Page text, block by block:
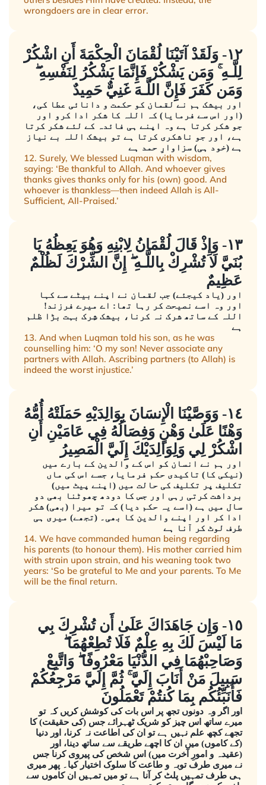
wrongdoers are in clear error.
١٢- وَلَقَدْ آتَيْنَا لُقْمَانَ الْحِكْمَةَ أَنِ اشْكُرْ
لِلَّـهِ ۚ وَمَن يَشْكُرْ فَإِنَّمَا يَشْكُرُ لِنَفْسِهِ ۖ
وَمَن كَفَرَ فَإِنَّ اللَّـهَ غَنِيٌّ حَمِيدٌ
اور بیشک ہم نے لقمان کو حکمت و دانائی عطا کی،
(اور اس سے فرمایا) کہ اللہ کا شکر ادا کرو اور
جو شکر کرتا ہے وہ اپنے ہی فائدہ کے لئے شکر کرتا
ہے، اور جو ناشکری کرتا ہے تو بیشک اللہ بے نیاز
ہے (خود ہی) سزاوارِ حمد ہے
12. Surely, We blessed Luqman with wisdom,
saying: ‘Be thankful to Allah. And whoever gives
thanks gives thanks only for his (own) good. And
whoever is thankless—then indeed Allah is All-
Sufficient, All-Praised.’
١٣- وَإِذْ قَالَ لُقْمَانُ لِابْنِهِ وَهُوَ يَعِظُهُ يَا
بُنَيَّ لَا تُشْرِكْ بِاللَّـهِ ۖ إِنَّ الشِّرْكَ لَظُلْمٌ
عَظِيمٌ
اور (یاد کیجئے) جب لقمان نے اپنے بیٹے سے کہا
اور وہ اسے نصیحت کر رہا تھا: اے میرے فرزند!
اللہ کے ساتھ شرک نہ کرنا، بیشک شِرک بہت بڑا ظلم
ہے
13. And when Luqman told his son, as he was
counselling him: ‘O my son! Never associate any
partners with Allah. Ascribing partners (to Allah) is
indeed the worst injustice.’
١٤- وَوَصَّيْنَا الْإِنسَانَ بِوَالِدَيْهِ حَمَلَتْهُ أُمُّهُ
وَهْنًا عَلَىٰ وَهْنٍ وَفِصَالُهُ فِي عَامَيْنِ أَنِ
اشْكُرْ لِي وَلِوَالِدَيْكَ إِلَيَّ الْمَصِيرُ
اور ہم نے انسان کو اس کے والدین کے بارے میں
(نیکی کا) تاکیدی حکم فرمایا، جسے اس کی ماں
تکلیف پر تکلیف کی حالت میں (اپنے پیٹ میں)
برداشت کرتی رہی اور جس کا دودھ چھوٹنا بھی دو
سال میں ہے (اسے یہ حکم دیا) کہ تو میرا (بھی) شکر
ادا کر اور اپنے والدین کا بھی۔ (تجھے) میری ہی
طرف لوٹ کر آنا ہے
14. We have commanded human being regarding
his parents (to honour them). His mother carried him
with strain upon strain, and his weaning took two
years: ‘So be grateful to Me and your parents. To Me
will be the final return.
١٥- وَإِن جَاهَدَاكَ عَلَىٰ أَن تُشْرِكَ بِي
مَا لَيْسَ لَكَ بِهِ عِلْمٌ فَلَا تُطِعْهُمَا ۖ
وَصَاحِبْهُمَا فِي الدُّنْيَا مَعْرُوفًا ۖ وَاتَّبِعْ
سَبِيلَ مَنْ أَنَابَ إِلَيَّ ۚ ثُمَّ إِلَيَّ مَرْجِعُكُمْ
فَأُنَبِّئُكُم بِمَا كُنتُمْ تَعْمَلُونَ
اور اگر وہ دونوں تجھ پر اس بات کی کوشش کریں کہ تو
میرے ساتھ اس چیز کو شریک ٹھہرائے جس (کی حقیقت) کا
تجھے کچھ علم نہیں ہے تو ان کی اطاعت نہ کرنا، اور دنیا
(کے کاموں) میں ان کا اچھے طریقے سے ساتھ دینا، اور
(عقیدہ و امورِ آخرت میں) اس شخص کی پیروی کرنا جس
نے میری طرف توبہ و طاعت کا سلوک اختیار کیا۔ پھر میری
ہی طرف تمہیں پلٹ کر آنا ہے تو میں تمہیں ان کاموں سے